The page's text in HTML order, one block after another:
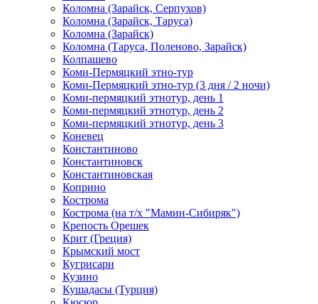
Коломна (Зарайск, Серпухов)
Коломна (Зарайск, Таруса)
Коломна (Зарайск)
Коломна (Таруса, Поленово, Зарайск)
Колпашево
Коми-Пермяцкий этно-тур
Коми-Пермяцкий этно-тур (3 дня / 2 ночи)
Коми-пермяцкий этнотур, день 1
Коми-пермяцкий этнотур, день 2
Коми-пермяцкий этнотур, день 3
Коневец
Константиново
Константиновск
Константиновская
Коприно
Кострома
Кострома (на т/х "Мамин-Сибиряк")
Крепость Орешек
Крит (Греция)
Крымский мост
Кугрисари
Кузино
Кушадасы (Турция)